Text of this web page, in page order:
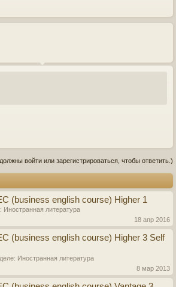
войти или зарегистрироваться, чтобы ответить.)
(business english course) Higher 1
Иностранная литература
18 апр 2016
(business english course) Higher 3 Self
Иностранная литература
8 мар 2013